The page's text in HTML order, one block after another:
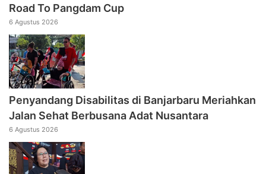
Road To Pangdam Cup
6 Agustus 2026
Penyandang Disabilitas di Banjarbaru Meriahkan
Jalan Sehat Berbusana Adat Nusantara
6 Agustus 2026